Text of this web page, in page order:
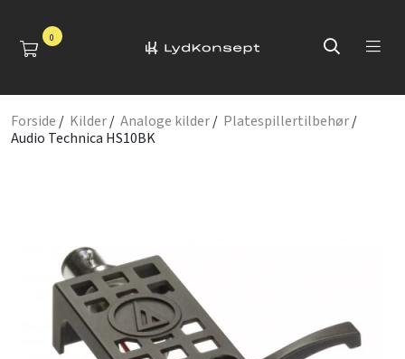
0
Forside / Kilder/ Analoge kilder/ Platespillertilbehør/
Audio Technica HS10BK